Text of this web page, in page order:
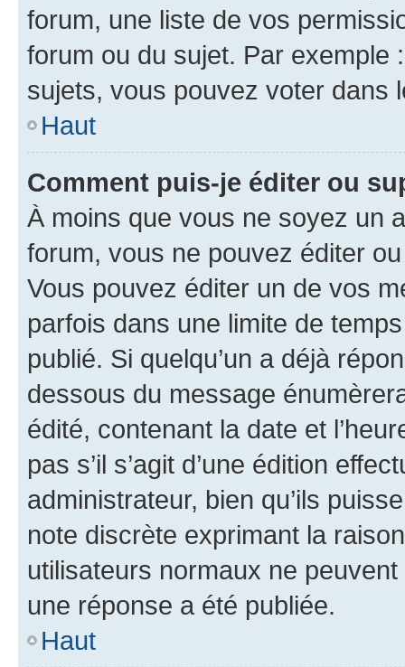
forum, une liste de vos
forum ou du sujet. Par exemple
sujets, vous pouvez voter dans
Haut
Comment puis-je éditer ou
À moins que vous ne soyez un
forum, vous ne pouvez éditer
Vous pouvez éditer un de vos
parfois dans une limite de
publié. Si quelqu’un a déjà
dessous du message
édité, contenant la date et
pas s’il s’agit d’une édition
administrateur, bien qu’ils
note discrète exprimant la
utilisateurs normaux ne
une réponse a été publiée.
Haut